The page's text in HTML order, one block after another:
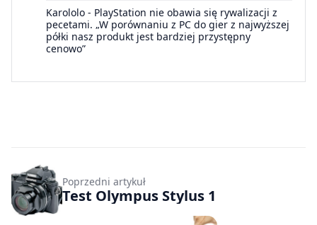
Karololo - PlayStation nie obawia się rywalizacji z
pecetami. „W porównaniu z PC do gier z najwyższej
półki nasz produkt jest bardziej przystępny
cenowo”
Poprzedni artykuł
Test Olympus Stylus 1